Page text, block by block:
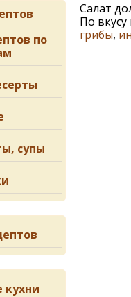
Салат
По
грибы,
по
супы
кухни